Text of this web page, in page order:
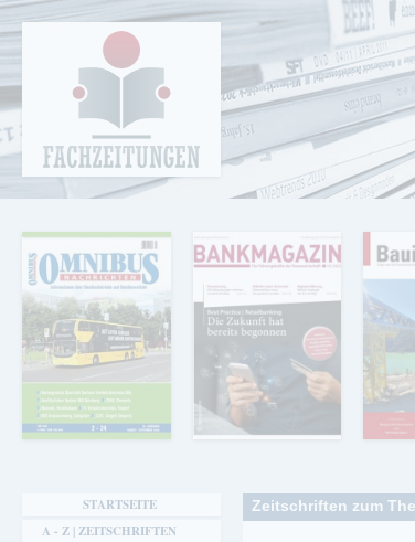
Fachzeitungen.de - Das unabhängige Portal
für Fachmagazine Fachpublikationen &
eBooks
Zeitschriften zum
STARTSEITE
A - Z | ZEITSCHRIFTEN